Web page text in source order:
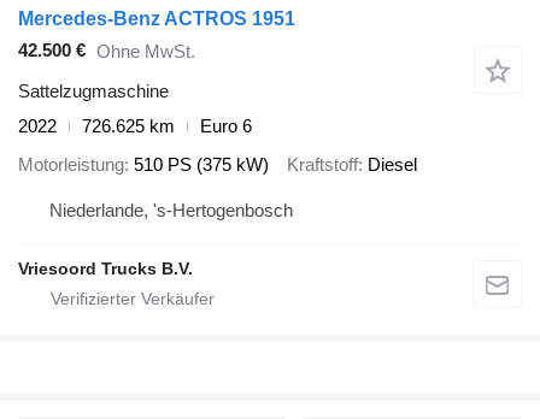
Mercedes-Benz ACTROS 1951
42.500 € Ohne MwSt.
Sattelzugmaschine
2022
726.625 km
Euro 6
Motorleistung 510 PS (375 kW) Kraftstoff Diesel
Niederlande, 's-Hertogenbosch
Vriesoord Trucks B.V.